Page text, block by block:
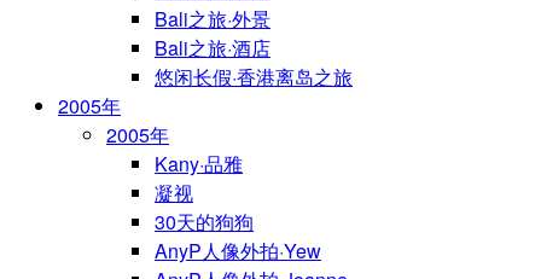
Bali之旅·外景
Bali之旅·酒店
悠闲长假·香港离岛之旅
2005年
2005年
Kany·品雅
凝视
30天的狗狗
AnyP人像外拍·Yew